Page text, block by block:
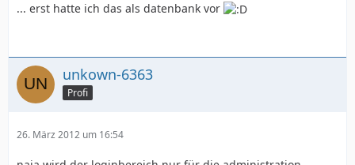
... erst hatte ich das als datenbank vor
unkown-6363
Profi
26. März 2012 um 16:54